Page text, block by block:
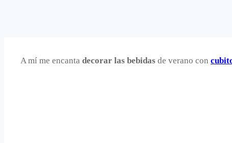
A mí me encanta decorar las bebidas de verano con